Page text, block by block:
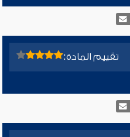
تقييم المادة: